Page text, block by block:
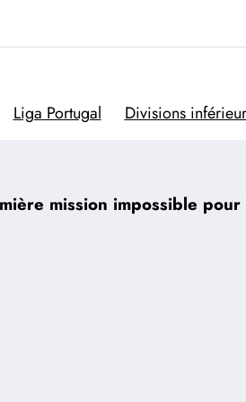
portugais
Liga Portugal Divisions
mission impossible